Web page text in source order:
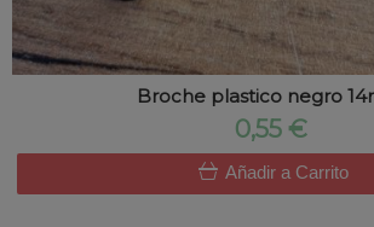
Broche plastico negro
0,55 €
Añadir a Carrito